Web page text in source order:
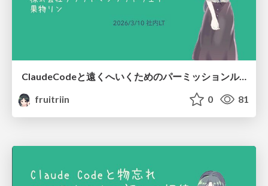
ClaudeCodeと遠くへいくためのパーミッションルール/Stop Checking, Start Trusting: Claude Code Permission Rules
fruitriin
0 81